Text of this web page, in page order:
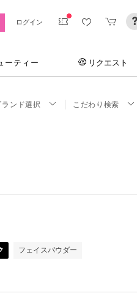
ログイン
ーティー リクエスト
ランド選択 こだわり検索
フェイスパウダー